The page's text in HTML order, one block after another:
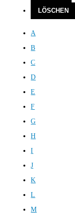
A
B
C
D
E
F
G
H
I
J
K
L
M